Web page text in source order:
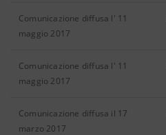
Comunicazione diffusa l' 11
maggio 2017
Comunicazione diffusa l' 11
maggio 2017
Comunicazione diffusa il 17
marzo 2017